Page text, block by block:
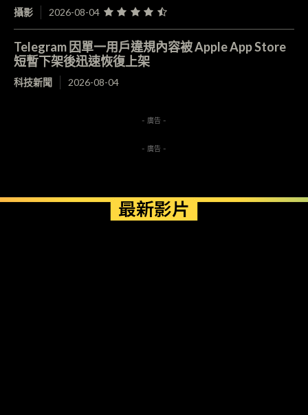
攝影 2026-08-04
Telegram 因單一用戶違規內容被 Apple App Store
短暫下架後迅速恢復上架
科技新聞 2026-08-04
- 廣告 -
- 廣告 -
最新影片